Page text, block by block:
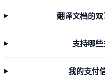
翻译文档的双
支持哪些
我的支付